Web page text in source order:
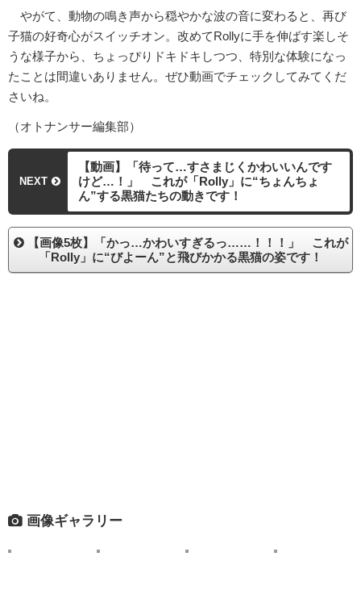
やがて、動物の鳴き声から穏やかな波の音に変わると、再び
子猫の好奇心がスイッチオン。改めてRollyに手を伸ばす楽しそ
うな様子から、ちょっぴりドキドキしつつ、特別な体験になっ
たことは間違いありません。ぜひ動画でチェックしてみてくだ
さいね。
（オトナンサー編集部）
NEXT
【動画】「待って…すさまじくかわいいんです
けど…！」 これが「Rolly」に“ちょんちょ
ん”する黒猫たちの動きです！
【画像5枚】「かっ…かわいすぎるっ……！！！」 これが
「Rolly」に“びよーん”と飛びかかる黒猫の姿です！
画像ギャラリー